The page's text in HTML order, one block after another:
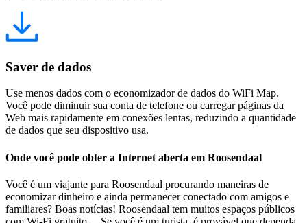
Saver de dados
Use menos dados com o economizador de dados do WiFi Map.
Você pode diminuir sua conta de telefone ou carregar páginas da
Web mais rapidamente em conexões lentas, reduzindo a quantidade
de dados que seu dispositivo usa.
Onde você pode obter a Internet aberta em Roosendaal
Você é um viajante para Roosendaal procurando maneiras de
economizar dinheiro e ainda permanecer conectado com amigos e
familiares? Boas notícias! Roosendaal tem muitos espaços públicos